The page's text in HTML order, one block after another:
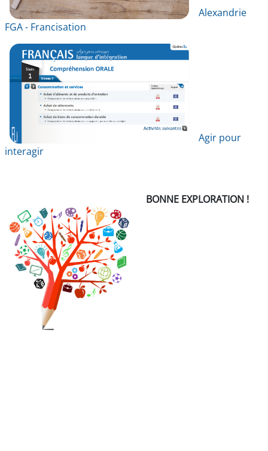
Alexandrie
FGA - Francisation
Agir pour
interagir
BONNE EXPLORATION !